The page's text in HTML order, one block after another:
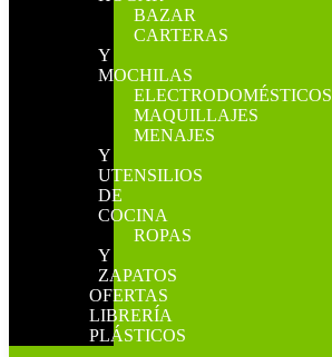
BAZAR
CARTERAS
Y
MOCHILAS
ELECTRODOMÉSTICOS
MAQUILLAJES
MENAJES
Y
UTENSILIOS
DE
COCINA
ROPAS
Y
ZAPATOS
OFERTAS
LIBRERÍA
PLÁSTICOS